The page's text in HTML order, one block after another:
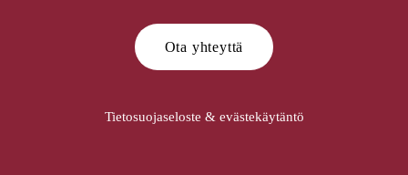
Ota yhteyttä
Tietosuojaseloste & evästekäytäntö